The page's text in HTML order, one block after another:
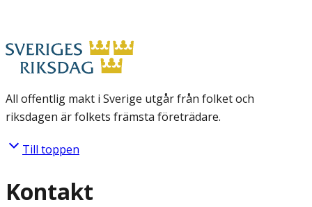
All offentlig makt i Sverige utgår från folket och
riksdagen är folkets främsta företrädare.
Till toppen
Kontakt